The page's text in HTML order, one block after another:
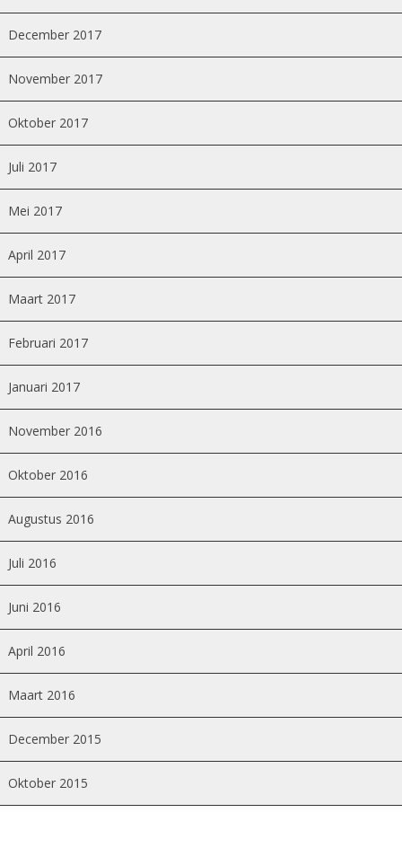
December 2017
November 2017
Oktober 2017
Juli 2017
Mei 2017
April 2017
Maart 2017
Februari 2017
Januari 2017
November 2016
Oktober 2016
Augustus 2016
Juli 2016
Juni 2016
April 2016
Maart 2016
December 2015
Oktober 2015